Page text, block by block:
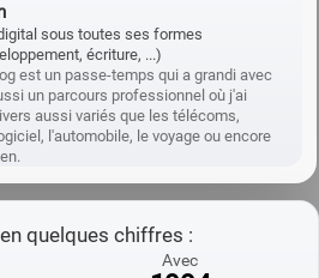
sous toutes ses formes
écriture, ...)
est un passe-temps qui a grandi avec
un parcours professionnel où j'ai
aussi variés que les télécoms,
l'automobile, le voyage ou encore
quelques chiffres :
Avec